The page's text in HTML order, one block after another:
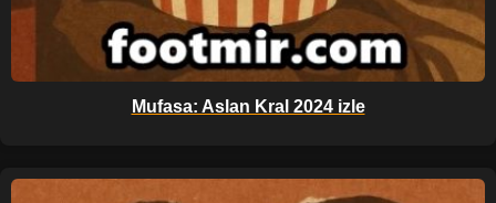
Mufasa: Aslan Kral 2024 izle